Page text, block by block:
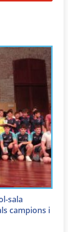
sala
campions i